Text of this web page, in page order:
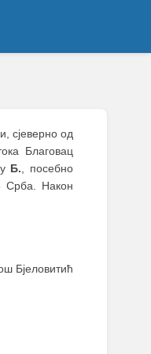
сјеверно од
Благовац
Б., посебно
Срба. Након
Бјеловитић